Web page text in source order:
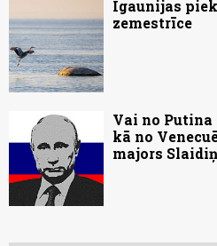
Igaunijas
zemestrīce
Vai no
kā no
majors